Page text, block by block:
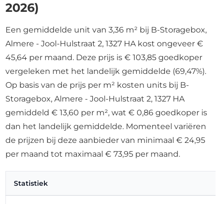
2026)
Een gemiddelde unit van 3,36 m² bij B-Storagebox,
Almere - Jool-Hulstraat 2, 1327 HA kost ongeveer €
45,64 per maand. Deze prijs is € 103,85 goedkoper
vergeleken met het landelijk gemiddelde (69,47%).
Op basis van de prijs per m² kosten units bij B-
Storagebox, Almere - Jool-Hulstraat 2, 1327 HA
gemiddeld € 13,60 per m², wat € 0,86 goedkoper is
dan het landelijk gemiddelde. Momenteel variëren
de prijzen bij deze aanbieder van minimaal € 24,95
per maand tot maximaal € 73,95 per maand.
Statistiek